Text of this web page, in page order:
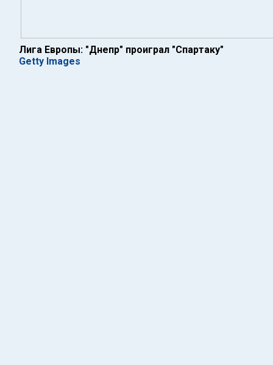
Лига Европы: "Днепр" проиграл "Спартаку"
Getty Images